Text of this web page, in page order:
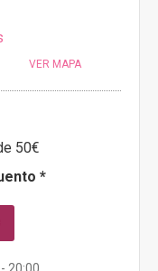
VER MAPA
50€
*